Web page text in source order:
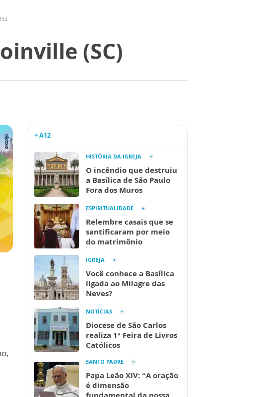
(SC)
+ A12
HISTÓRIA DA IGREJA
O incêndio que destruiu
a Basílica de São Paulo
Fora dos Muros
ESPIRITUALIDADE
Relembre casais que se
santificaram por meio
do matrimônio
IGREJA
Você conhece a Basílica
ligada ao Milagre das
Neves?
NOTÍCIAS
Diocese de São Carlos
realiza 1ª Feira de Livros
Católicos
SANTO PADRE
Papa Leão XIV: “A oração
é dimensão
fundamental da nossa